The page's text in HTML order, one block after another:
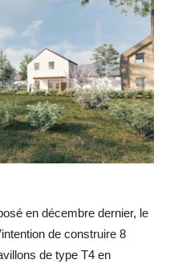
en décembre dernier, le
de construire 8
de type T4 en